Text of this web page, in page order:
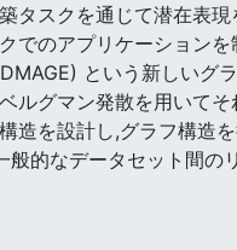
タスクを通じて潜在表
でのアプリケーション
という新しいグ
ルグマン発散を用いて
造を設計し,グラフ構造
般的なデータセット間の